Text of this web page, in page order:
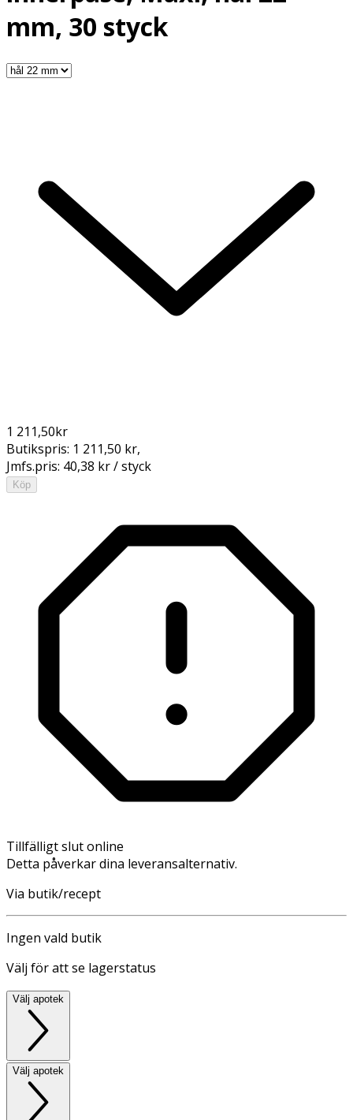
mm, 30 styck
1 211,50kr
Butikspris: 1 211,50 kr,
Jmfs.pris: 40,38 kr / styck
Köp
Tillfälligt slut online
Detta påverkar dina leveransalternativ.
Via butik/recept
Ingen vald butik
Välj för att se lagerstatus
Välj apotek
Välj apotek